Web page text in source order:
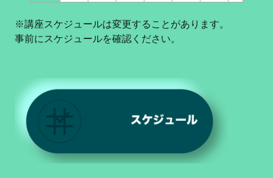
※講座スケジュールは変更することがあります。
事前にスケジュールを確認ください。